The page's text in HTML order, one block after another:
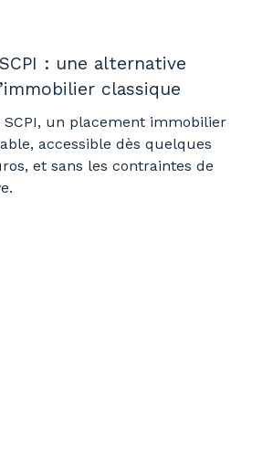
: une alternative
classique
SCPI, un placement immobilier
accessible dès quelques
et sans les contraintes de